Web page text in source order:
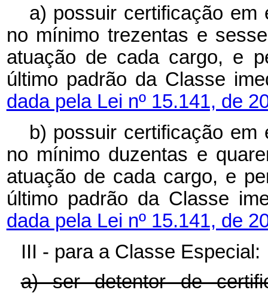
a) possuir certificação em
no mínimo trezentas e
atuação de cada cargo, e
último padrão da Classe
dada pela Lei nº 15.141, de
b) possuir certificação em
no mínimo duzentas e
atuação de cada cargo, e
último padrão da Classe
dada pela Lei nº 15.141, de
III - para a Classe Especial:
a) ser detentor de